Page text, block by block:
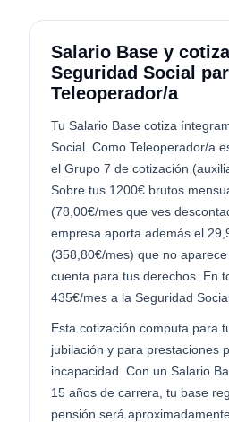
Salario Base y
Seguridad Social
Teleoperador/a
Tu Salario Base cotiza
Social. Como Teleoperador/a
el Grupo 7 de cotización
Sobre tus 1200€ brutos
(78,00€/mes que ves
empresa aporta además el
(358,80€/mes) que no
cuenta para tus derechos. En
435€/mes a la Seguridad
Esta cotización computa para
jubilación y para prestaciones
incapacidad. Con un Salario
15 años de carrera, tu base
pensión será